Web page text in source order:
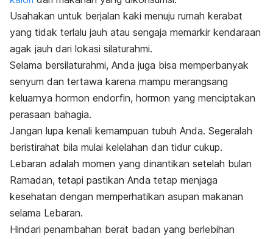
Usahakan untuk berjalan kaki menuju rumah kerabat
yang tidak terlalu jauh atau sengaja memarkir kendaraan
agak jauh dari lokasi silaturahmi.
Selama bersilaturahmi, Anda juga bisa memperbanyak
senyum dan tertawa karena mampu merangsang
keluarnya hormon endorfin, hormon yang menciptakan
perasaan bahagia.
Jangan lupa kenali kemampuan tubuh Anda. Segeralah
beristirahat bila mulai kelelahan dan tidur cukup.
Lebaran adalah momen yang dinantikan setelah bulan
Ramadan, tetapi pastikan Anda tetap menjaga
kesehatan dengan memperhatikan asupan makanan
selama Lebaran.
Hindari penambahan berat badan yang berlebihan